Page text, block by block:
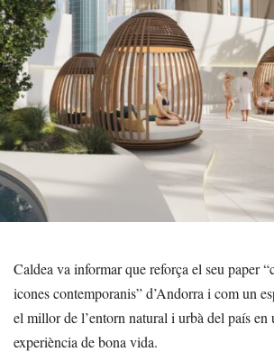
Caldea va informar que reforça el seu paper
icones contemporanis” d’Andorra i com un
el millor de l’entorn natural i urbà del país en
experiència de bona vida.